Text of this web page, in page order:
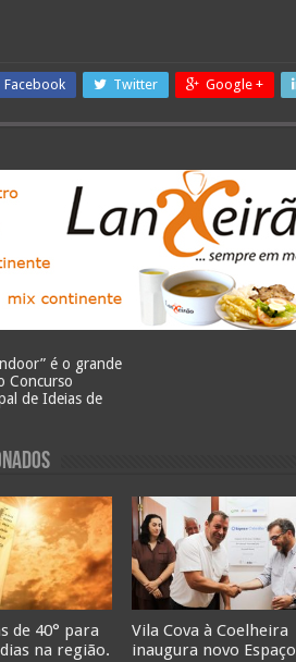
Facebook Twitter Google +
é o grande
Concurso
de Ideias de
de 40° para
na região.
Vila Cova à Coelheira
inaugura novo Espaço